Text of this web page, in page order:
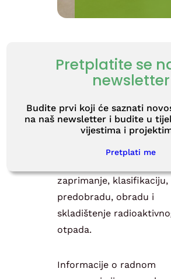
otpadu u Zagrebu nalazi
Tehničkom muzeju Nikola
U našem Info centru
putem virtualne
zaprimanje, klasifikaciju,
predobradu, obradu i
skladištenje
otpada.
Informacije o radnom
Pretplatite se
newsletter
Budite prvi koji će saznati
na naš newsletter i budite u
vijestima i
Pretplati me